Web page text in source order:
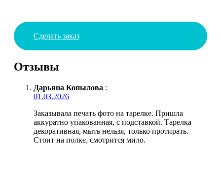
Сделать заказ
Отзывы
Дарьяна Копылова :
01.03.2026
Заказывала печать фото на тарелке. Пришла
аккуратно упакованная, с подставкой. Тарелка
декоративная, мыть нельзя, только протирать.
Стоит на полке, смотрится мило.